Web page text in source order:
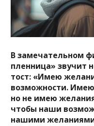
В замечательном
пленница» звучит
тост: «Имею
возможности.
но не имею
чтобы наши
нашими